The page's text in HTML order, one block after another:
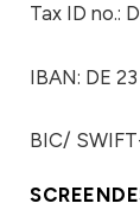
Tax ID no.:
IBAN: DE
BIC/